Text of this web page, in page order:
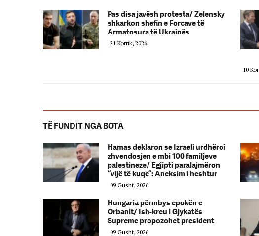
Pas disa javësh protesta/ Zelensky
shkarkon shefin e Forcave të
Armatosura të Ukrainës
21 Korrik, 2026
10
TË FUNDIT NGA BOTA
Hamas deklaron se Izraeli urdhëroi
zhvendosjen e mbi 100 familjeve
palestineze/ Egjipti paralajmëron
“vijë të kuqe”: Aneksim i heshtur
09 Gusht, 2026
Hungaria përmbys epokën e
Orbanit/ Ish-kreu i Gjykatës
Supreme propozohet president
09 Gusht, 2026